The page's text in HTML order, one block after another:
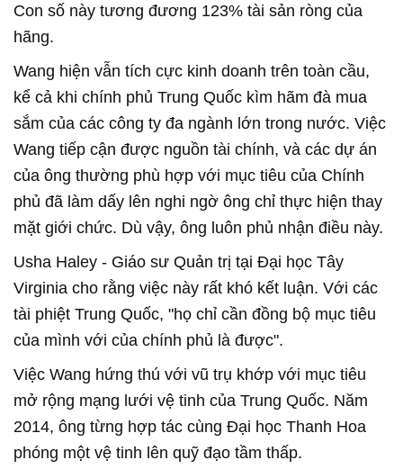
Con số này tương đương 123% tài sản ròng của
hãng.
Wang hiện vẫn tích cực kinh doanh trên toàn cầu,
kể cả khi chính phủ Trung Quốc kìm hãm đà mua
sắm của các công ty đa ngành lớn trong nước. Việc
Wang tiếp cận được nguồn tài chính, và các dự án
của ông thường phù hợp với mục tiêu của Chính
phủ đã làm dấy lên nghi ngờ ông chỉ thực hiện thay
mặt giới chức. Dù vậy, ông luôn phủ nhận điều này.
Usha Haley - Giáo sư Quản trị tại Đại học Tây
Virginia cho rằng việc này rất khó kết luận. Với các
tài phiệt Trung Quốc, "họ chỉ cần đồng bộ mục tiêu
của mình với của chính phủ là được".
Việc Wang hứng thú với vũ trụ khớp với mục tiêu
mở rộng mạng lưới vệ tinh của Trung Quốc. Năm
2014, ông từng hợp tác cùng Đại học Thanh Hoa
phóng một vệ tinh lên quỹ đạo tầm thấp.